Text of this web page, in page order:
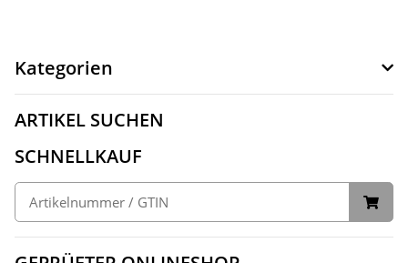
Kategorien
ARTIKEL SUCHEN
SCHNELLKAUF